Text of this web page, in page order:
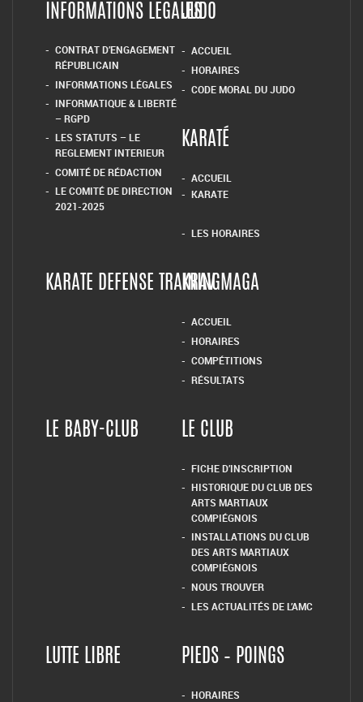
INFORMATIONS LEGALES
CONTRAT D’ENGAGEMENT
RÉPUBLICAIN
INFORMATIONS LÉGALES
INFORMATIQUE & LIBERTÉ
– RGPD
LES STATUTS – LE
REGLEMENT INTERIEUR
COMITÉ DE RÉDACTION
LE COMITÉ DE DIRECTION
2021-2025
JUDO
ACCUEIL
HORAIRES
CODE MORAL DU JUDO
KARATÉ
ACCUEIL
KARATE
LES HORAIRES
KARATE DEFENSE TRAININGKRAV MAGA
ACCUEIL
HORAIRES
COMPÉTITIONS
RÉSULTATS
LE BABY-CLUB LE CLUB
FICHE D’INSCRIPTION
HISTORIQUE DU CLUB DES
ARTS MARTIAUX
COMPIÉGNOIS
INSTALLATIONS DU CLUB
DES ARTS MARTIAUX
COMPIÉGNOIS
NOUS TROUVER
LES ACTUALITÉS DE L’AMC
LUTTE LIBRE PIEDS – POINGS
HORAIRES